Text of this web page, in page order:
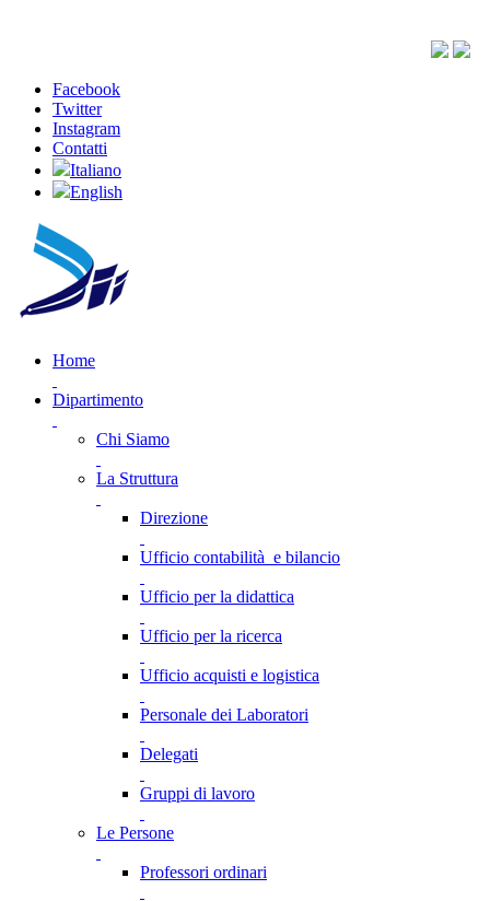
Facebook
Twitter
Instagram
Contatti
Italiano
English
Home
Dipartimento
Chi Siamo
La Struttura
Direzione
Ufficio contabilità e bilancio
Ufficio per la didattica
Ufficio per la ricerca
Ufficio acquisti e logistica
Personale dei Laboratori
Delegati
Gruppi di lavoro
Le Persone
Professori ordinari